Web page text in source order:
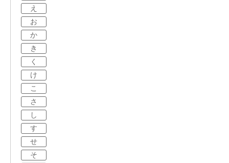
え
お
か
き
く
け
こ
さ
し
す
せ
そ